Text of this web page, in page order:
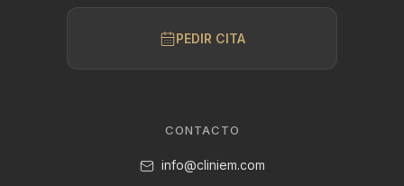
PEDIR CITA
CONTACTO
info@cliniem.com